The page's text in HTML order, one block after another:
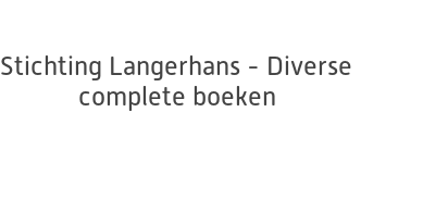
Stichting Langerhans - Diverse
complete boeken